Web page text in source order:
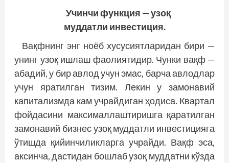
Учинчи функция —узоқ
муддатли инвестиция.
Вақфнинг энг ноёб хусусиятларидан бири —
унинг узоқ ишлаш фаолиятидир. Чунки вақф —
абадий, у бир авлод учун эмас, барча авлодлар
учун яратилган тизим. Лекин у замонавий
капитализмда кам учрайдиган ҳодиса. Квартал
фойдасини максималлаштиришга қаратилган
замонавий бизнес узоқ муддатли инвестицияга
ўтишда қийинчиликларга учрайди. Вақф эса,
аксинча, дастидан бошлаб узоқ муддатни кўзда